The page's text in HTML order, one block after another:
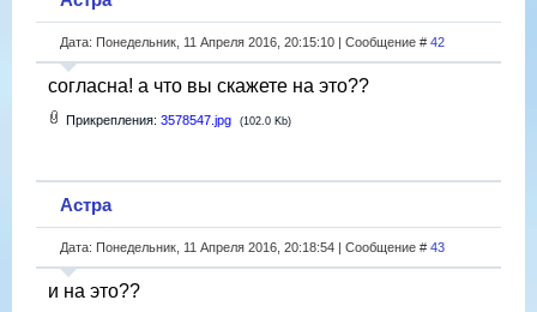
Дата: Понедельник, 11 Апреля 2016, 20:15:10 | Сообщение # 42
согласна! а что вы скажете на это??
Прикрепления: 3578547.jpg (102.0 Kb)
Астра
Дата: Понедельник, 11 Апреля 2016, 20:18:54 | Сообщение # 43
и на это??